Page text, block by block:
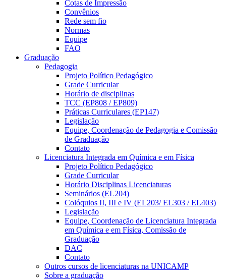
Cotas de Impressão
Convênios
Rede sem fio
Normas
Equipe
FAQ
Graduação
Pedagogia
Projeto Político Pedagógico
Grade Curricular
Horário de disciplinas
TCC (EP808 / EP809)
Práticas Curriculares (EP147)
Legislação
Equipe, Coordenação de Pedagogia e Comissão
de Graduação
Contato
Licenciatura Integrada em Química e em Física
Projeto Político Pedagógico
Grade Curricular
Horário Disciplinas Licenciaturas
Seminários (EL204)
Colóquios II, III e IV (EL203/ EL303 / EL403)
Legislação
Equipe, Coordenação de Licenciatura Integrada
em Química e em Física, Comissão de
Graduação
DAC
Contato
Outros cursos de licenciaturas na UNICAMP
Sobre a graduação